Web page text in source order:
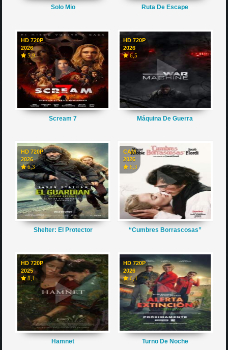
Solo Mio Ruta De Escape
HD 720P
2026
5,9
Scream 7
HD 720P
2026
6,5
Máquina De Guerra
HD 720P
2026
6,3
Shelter: El Protector
CAM
2026
6,3
“Cumbres Borrascosas”
HD 720P
2025
8,1
Hamnet
HD 720P
2026
6,4
Turno De Noche